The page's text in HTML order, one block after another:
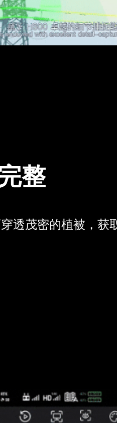
整
透茂密的植被，获